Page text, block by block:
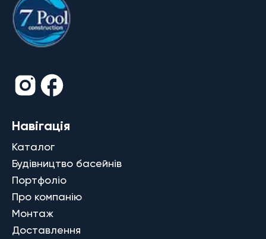
Навігація
Каталог
Будівництво басейнів
Портфоліо
Про компанію
Монтаж
Доставлення